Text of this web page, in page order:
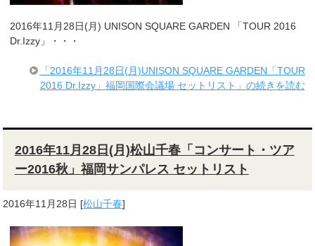
2016年11月28日(月) UNISON SQUARE GARDEN 「TOUR 2016
Dr.Izzy」・・・
「2016年11月28日(月)UNISON SQUARE GARDEN「TOUR
2016 Dr.Izzy」福岡国際会議場 セットリスト」の続きを読む
2016年11月28日(月)松山千春「コンサート・ツア
ー2016秋」福岡サンパレス セットリスト
2016年11月28日 [松山千春]